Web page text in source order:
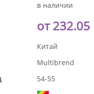
в наличии
от 232.05
Китай
Multibrend
54-55